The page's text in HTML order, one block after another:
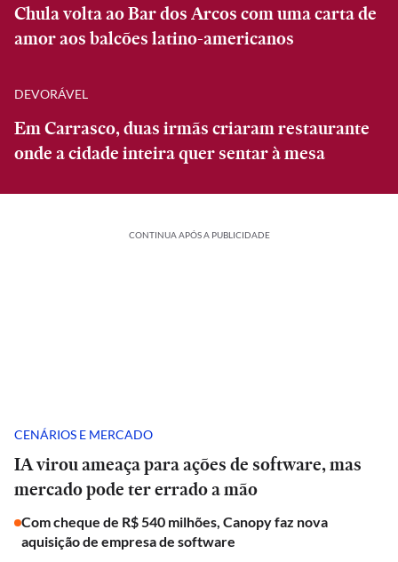
Chula volta ao Bar dos Arcos com uma carta de
amor aos balcões latino-americanos
DEVORÁVEL
Em Carrasco, duas irmãs criaram restaurante
onde a cidade inteira quer sentar à mesa
CONTINUA APÓS A PUBLICIDADE
CENÁRIOS E MERCADO
IA virou ameaça para ações de software, mas
mercado pode ter errado a mão
Com cheque de R$ 540 milhões, Canopy faz nova
aquisição de empresa de software